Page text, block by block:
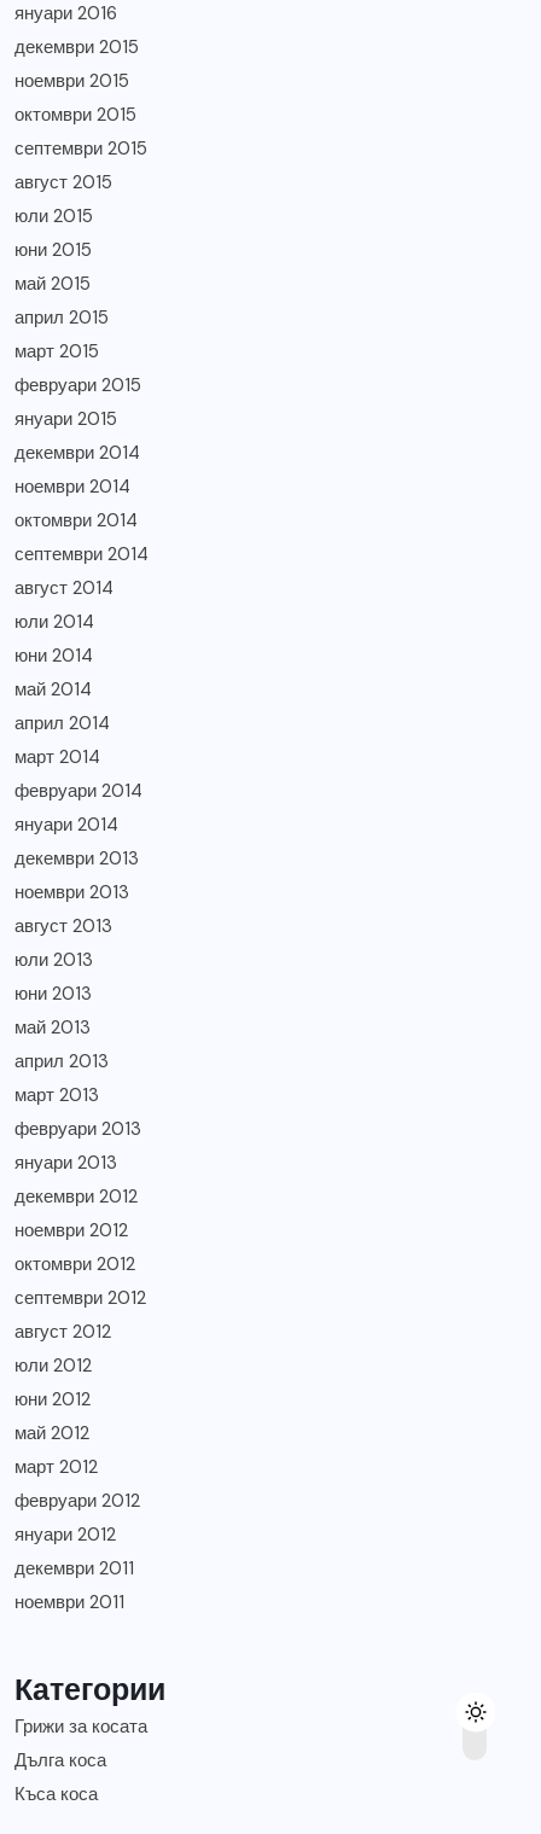
януари 2016
декември 2015
ноември 2015
октомври 2015
септември 2015
август 2015
юли 2015
юни 2015
май 2015
април 2015
март 2015
февруари 2015
януари 2015
декември 2014
ноември 2014
октомври 2014
септември 2014
август 2014
юли 2014
юни 2014
май 2014
април 2014
март 2014
февруари 2014
януари 2014
декември 2013
ноември 2013
август 2013
юли 2013
юни 2013
май 2013
април 2013
март 2013
февруари 2013
януари 2013
декември 2012
ноември 2012
октомври 2012
септември 2012
август 2012
юли 2012
юни 2012
май 2012
март 2012
февруари 2012
януари 2012
декември 2011
ноември 2011
Категории
Грижи за косата
Дълга коса
Къса коса